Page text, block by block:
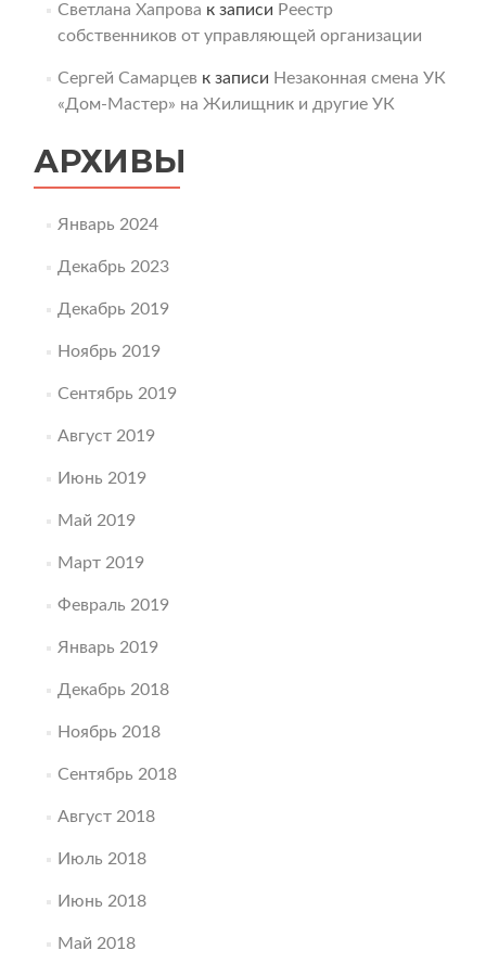
Светлана Хапрова к записи Реестр
собственников от управляющей организации
Сергей Самарцевк записи Незаконная смена УК
«Дом-Мастер» на Жилищник и другие УК
АРХИВЫ
Январь 2024
Декабрь 2023
Декабрь 2019
Ноябрь 2019
Сентябрь 2019
Август 2019
Июнь 2019
Май 2019
Март 2019
Февраль 2019
Январь 2019
Декабрь 2018
Ноябрь 2018
Сентябрь 2018
Август 2018
Июль 2018
Июнь 2018
Май 2018